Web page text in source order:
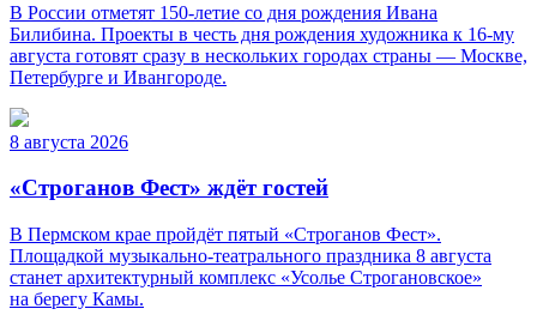
В России отметят 150-летие со дня рождения Ивана
Билибина. Проекты в честь дня рождения художника к 16-му
августа готовят сразу в нескольких городах страны — Москве,
Петербурге и Ивангороде.
8 августа 2026
«Строганов Фест» ждёт гостей
В Пермском крае пройдёт пятый «Строганов Фест».
Площадкой музыкально-театрального праздника 8 августа
станет архитектурный комплекс «Усолье Строгановское»
на берегу Камы.